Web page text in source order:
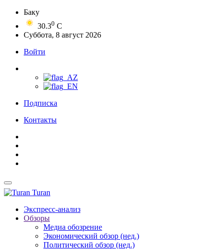
Баку
30.30 C
Суббота, 8 август 2026
Войти
Подписка
Контакты
Turan
Экспресс-анализ
Обзоры
Медиа обозрение
Экономический обзор (нед.)
Политический обзор (нед.)